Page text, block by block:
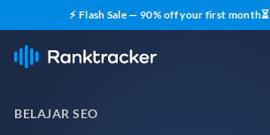
⚡ Flash Sale — 90% off your first month⏳
BELAJAR SEO